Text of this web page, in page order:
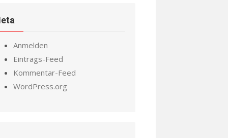
Anmelden
Eintrags-Feed
Kommentar-Feed
WordPress.org